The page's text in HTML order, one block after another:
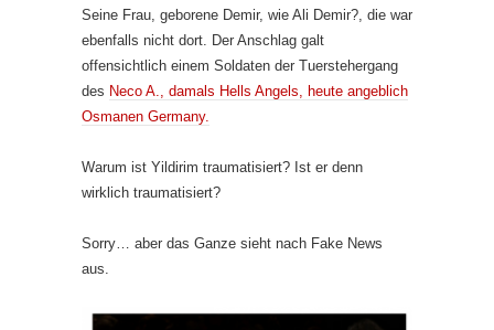
Seine Frau, geborene Demir, wie Ali Demir?, die war
ebenfalls nicht dort. Der Anschlag galt
offensichtlich einem Soldaten der Tuerstehergang
des Neco A., damals Hells Angels, heute angeblich
Osmanen Germany.
Warum ist Yildirim traumatisiert? Ist er denn
wirklich traumatisiert?
Sorry… aber das Ganze sieht nach Fake News
aus.